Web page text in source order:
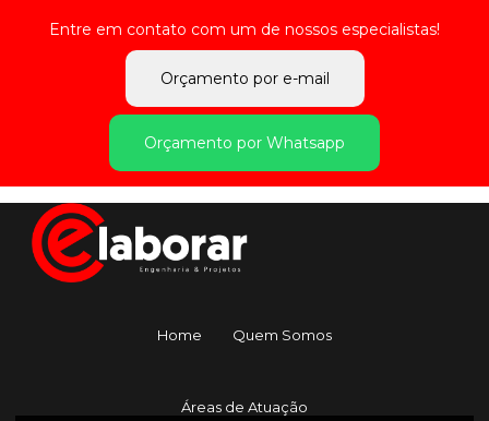
Entre em contato com um de nossos especialistas!
Orçamento por e-mail
Orçamento por Whatsapp
Home Quem Somos
Áreas de Atuação